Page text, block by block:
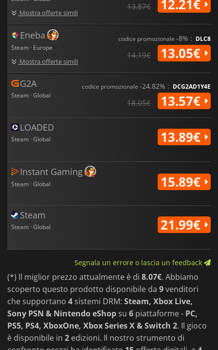
Mostra offerte simili
13.87€ 12.21€
Eneba
Steam · Europe
Mostra offerte simili
codice promozionale -8% : DLC8
14.19€ 13.05€
G2A
Steam · Global
codice promozionale -24.82% : DCG2AD1Y4E
18.05€ 13.57€
LOADED
Steam · Global 13.89€
Instant Gaming
Steam · Global 15.89€
Steam
Steam · Global 21.99€
Segnala un errore o lascia un feedback
(*) Il miglior prezzo attualmente è di 8.07€. Abbiamo
scoperto questo prodotto disponibile da 9venditori
che supportano 4 sistemi DRM: Steam, Xbox Live,
Sony PSN & Nintendo eShop su 6 piattaforme - PC,
PS5, PS4, XboxOne, Xbox Series X & Switch 2. Il gioco
è disponibile in 2 edizioni. Il nostro strumento di